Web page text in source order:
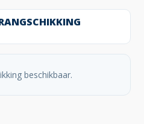
beschikbaar.